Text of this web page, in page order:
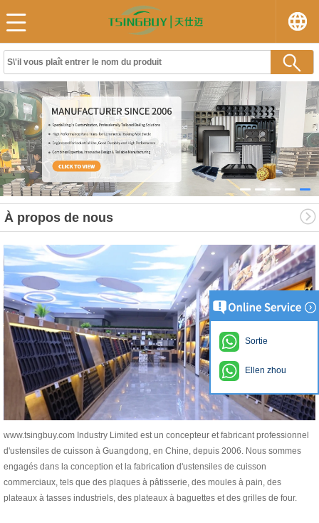
À propos de nous
www.tsingbuy.com Industry Limited est un concepteur et fabricant professionnel
d'ustensiles de cuisson à Guangdong, en Chine, depuis 2006. Nous sommes
engagés dans la conception et la fabrication d'ustensiles de cuisson
commerciaux, tels que des plaques à pâtisserie, des moules à pain, des
plateaux à tasses industriels, des plateaux à baguettes et des grilles de four.
Sortie
Ellen zhou